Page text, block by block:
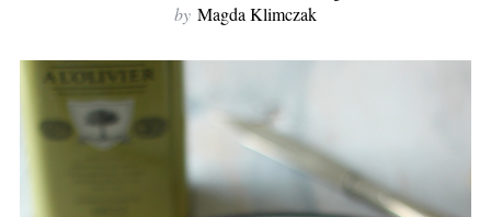
by Magda Klimczak